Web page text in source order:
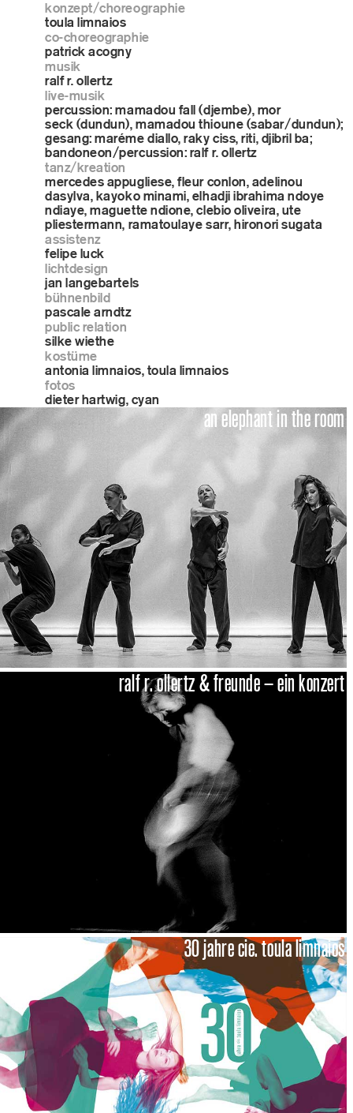
konzept/choreographie
toula limnaios
co-choreographie
patrick acogny
musik
ralf r. ollertz
live-musik
percussion: mamadou fall (djembe), mor
seck (dundun), mamadou thioune (sabar/dundun);
gesang: maréme diallo, raky ciss, riti, djibril ba;
bandoneon/percussion: ralf r. ollertz
tanz/kreation
mercedes appugliese, fleur conlon, adelinou
dasylva, kayoko minami, elhadji ibrahima ndoye
ndiaye, maguette ndione, clebio oliveira, ute
pliestermann, ramatoulaye sarr, hironori sugata
assistenz
felipe luck
lichtdesign
jan langebartels
bühnenbild
pascale arndtz
public relation
silke wiethe
kostüme
antonia limnaios, toula limnaios
fotos
dieter hartwig, cyan
an elephant in the room
ralf r. ollertz & freunde – ein konzert
30 jahre cie. toula limnaios